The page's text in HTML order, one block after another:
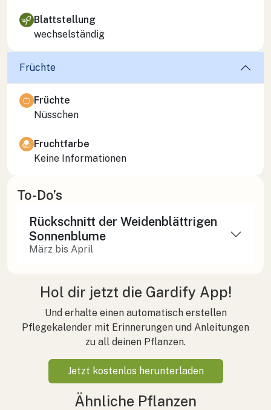
Blattstellung
wechselständig
Früchte
Früchte
Nüsschen
Fruchtfarbe
Keine Informationen
To-Do’s
Rückschnitt der Weidenblättrigen
Sonnenblume
März bis April
Hol dir jetzt die Gardify App!
Und erhalte einen automatisch erstellen
Pflegekalender mit Erinnerungen und Anleitungen
zu all deinen Pflanzen.
Jetzt kostenlos herunterladen
Ähnliche Pflanzen